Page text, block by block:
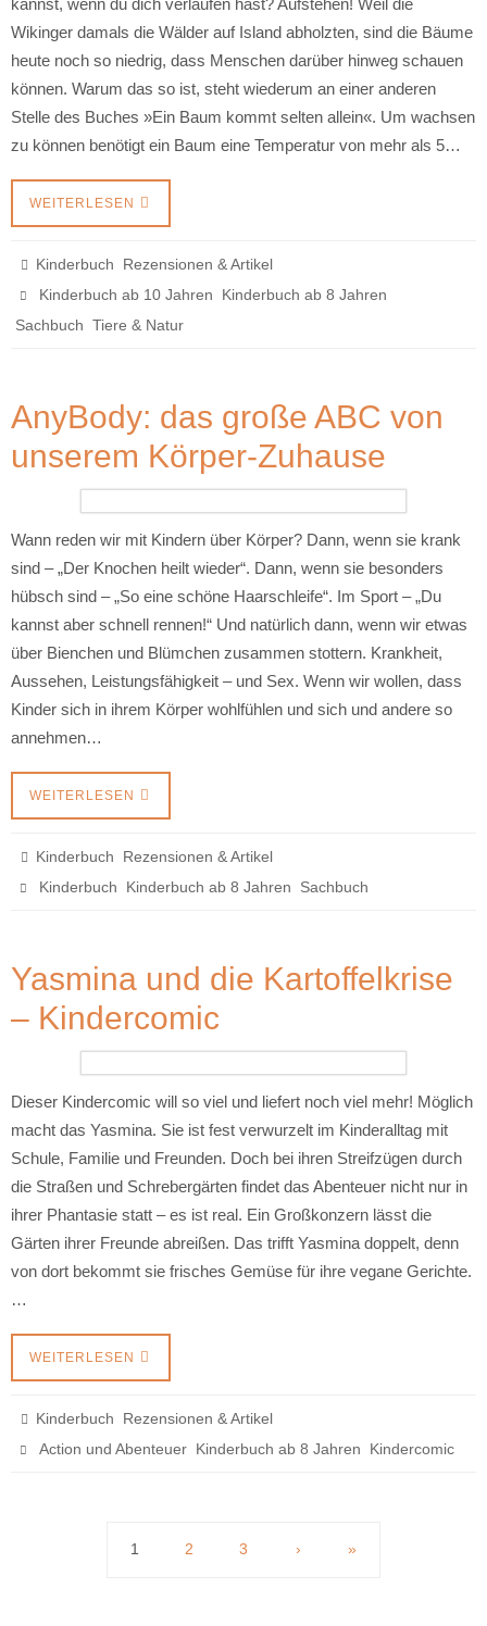
Wikinger damals die Wälder auf Island abholzten, sind die Bäume
heute noch so niedrig, dass Menschen darüber hinweg schauen
können. Warum das so ist, steht wiederum an einer anderen
Stelle des Buches »Ein Baum kommt selten allein«. Um wachsen
zu können benötigt ein Baum eine Temperatur von mehr als 5…
WEITERLESEN
Kinderbuch
Rezensionen & Artikel
Kinderbuch ab 10 Jahren
Kinderbuch ab 8 Jahren
Sachbuch Tiere & Natur
AnyBody: das große ABC von
unserem Körper-Zuhause
Wann reden wir mit Kindern über Körper? Dann, wenn sie krank
sind – „Der Knochen heilt wieder“. Dann, wenn sie besonders
hübsch sind – „So eine schöne Haarschleife“. Im Sport – „Du
kannst aber schnell rennen!“ Und natürlich dann, wenn wir etwas
über Bienchen und Blümchen zusammen stottern. Krankheit,
Aussehen, Leistungsfähigkeit – und Sex. Wenn wir wollen, dass
Kinder sich in ihrem Körper wohlfühlen und sich und andere so
annehmen…
WEITERLESEN
Kinderbuch
Rezensionen & Artikel
Kinderbuch
Kinderbuch ab 8 Jahren Sachbuch
Yasmina und die Kartoffelkrise
– Kindercomic
Dieser Kindercomic will so viel und liefert noch viel mehr! Möglich
macht das Yasmina. Sie ist fest verwurzelt im Kinderalltag mit
Schule, Familie und Freunden. Doch bei ihren Streifzügen durch
die Straßen und Schrebergärten findet das Abenteuer nicht nur in
ihrer Phantasie statt – es ist real. Ein Großkonzern lässt die
Gärten ihrer Freunde abreißen. Das trifft Yasmina doppelt, denn
von dort bekommt sie frisches Gemüse für ihre vegane Gerichte.
…
WEITERLESEN
Kinderbuch
Rezensionen & Artikel
Action und Abenteuer Kinderbuch ab 8 Jahren Kindercomic
1 2 3 › »